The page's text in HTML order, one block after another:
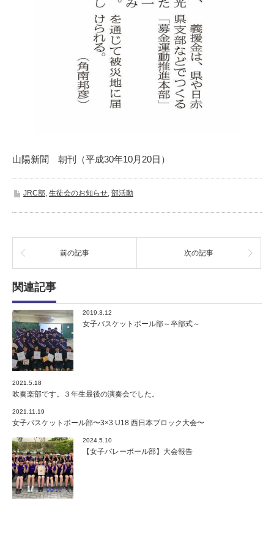
山陽新聞 朝刊（平成30年10月20日）
JRC部, 生徒会のお知らせ, 部活動
前の記事 次の記事
関連記事
2019.3.12
女子バスケットボール部～卒部式～
2021.5.18
吹奏楽部です。３年生最後の演奏会でした。
2021.11.19
女子バスケットボール部〜3×3 U18 西日本ブロック大会〜
2024.5.10
【女子バレーボール部】大会報告